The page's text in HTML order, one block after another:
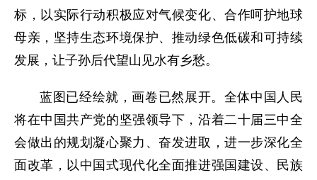
标，以实际行动积极应对气候变化、合作呵护地球
母亲，坚持生态环境保护、推动绿色低碳和可持续
发展，让子孙后代望山见水有乡愁。
蓝图已经绘就，画卷已然展开。全体中国人民
将在中国共产党的坚强领导下，沿着二十届三中全
会做出的规划凝心聚力、奋发进取，进一步深化全
面改革，以中国式现代化全面推进强国建设、民族